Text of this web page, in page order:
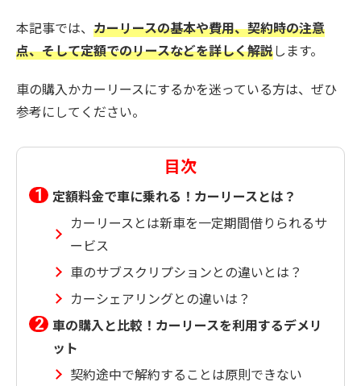
本記事では、 カーリースの基本や費用、契約時の注意
点、そして定額でのリースなどを詳しく解説します。
車の購入かカーリースにするかを迷っている方は、ぜひ
参考にしてください。
目次
定額料金で車に乗れる！カーリースとは？
カーリースとは新車を一定期間借りられるサ
ービス
車のサブスクリプションとの違いとは？
カーシェアリングとの違いは？
車の購入と比較！カーリースを利用するデメリ
ット
契約途中で解約することは原則できない